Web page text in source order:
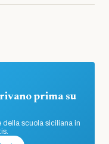
prima su
scuola siciliana in